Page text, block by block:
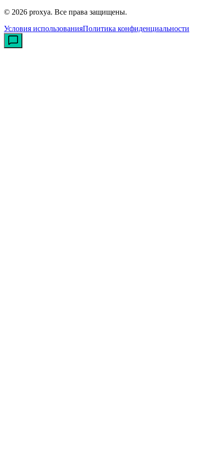
© 2026 proxya. Все права защищены.
Условия использованияПолитика конфиденциальности